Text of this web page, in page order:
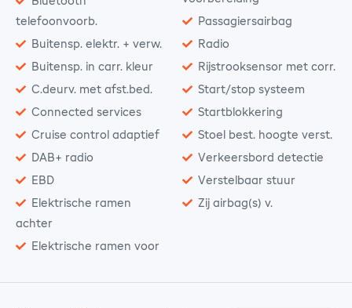
telefoonvoorb.
Buitensp. elektr. + verw.
Buitensp. in carr. kleur
C.deurv. met afst.bed.
Connected services
Cruise control adaptief
DAB+ radio
EBD
Elektrische ramen
achter
Elektrische ramen voor
Passagiersairbag
Radio
Rijstrooksensor met corr.
Start/stop systeem
Startblokkering
Stoel best. hoogte verst.
Verkeersbord detectie
Verstelbaar stuur
Zij airbag(s) v.